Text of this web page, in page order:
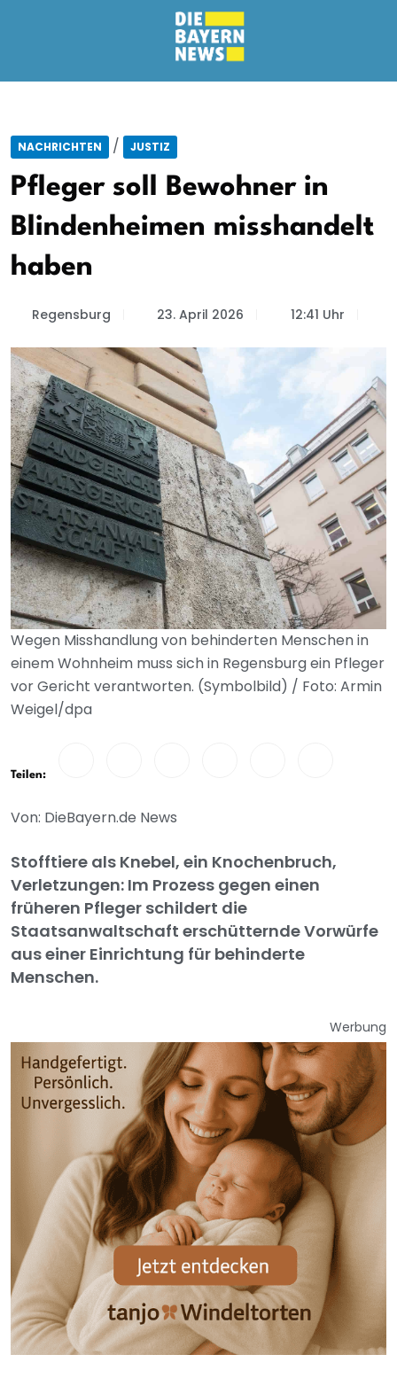
NACHRICHTEN / JUSTIZ
Pfleger soll Bewohner in
Blindenheimen misshandelt
haben
Regensburg 23. April 2026 12:41 Uhr
Wegen Misshandlung von behinderten Menschen in
einem Wohnheim muss sich in Regensburg ein Pfleger
vor Gericht verantworten. (Symbolbild) / Foto: Armin
Weigel/dpa
Teilen:
Von: DieBayern.de News
Stofftiere als Knebel, ein Knochenbruch,
Verletzungen: Im Prozess gegen einen
früheren Pfleger schildert die
Staatsanwaltschaft erschütternde Vorwürfe
aus einer Einrichtung für behinderte
Menschen.
Werbung